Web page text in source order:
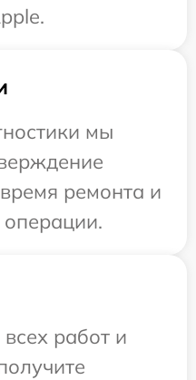
мы
ремонта и
работ и